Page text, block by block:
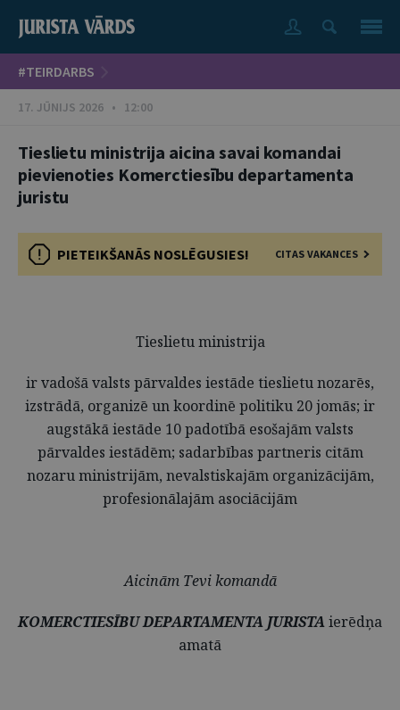
#TEIRDARBS
17. JŪNIJS 2026 • 12:00
Tieslietu ministrija aicina savai komandai
pievienoties Komerctiesību departamenta
juristu
PIETEIKŠANĀS NOSLĒGUSIES! CITAS VAKANCES
Tieslietu ministrija
ir vadošā valsts pārvaldes iestāde tieslietu nozarēs,
izstrādā, organizē un koordinē politiku 20 jomās; ir
augstākā iestāde 10 padotībā esošajām valsts
pārvaldes iestādēm; sadarbības partneris citām
nozaru ministrijām, nevalstiskajām organizācijām,
profesionālajām asociācijām
Aicinām Tevi komandā
KOMERCTIESĪBU DEPARTAMENTA JURISTAierēdņa
amatā